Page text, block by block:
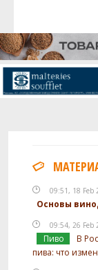
09:51, 18 Feb
Основы
09:54, 26 Feb
Пиво
В
пива: что